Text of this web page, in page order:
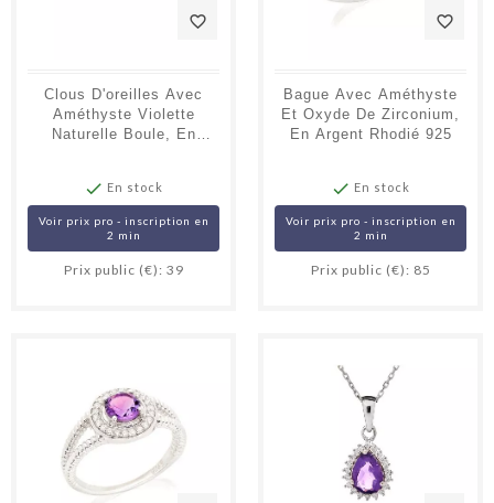
favorite_border
Clous D'oreilles Avec
Améthyste Violette
Naturelle Boule, En
 En stock
Voir prix pro - inscription en
2 min
Prix public (€): 39
favorite_border
Bague Avec Améthyste
Et Oxyde De Zirconium,
En Argent Rhodié 925
 En stock
Voir prix pro - inscription en
2 min
Prix public (€): 85